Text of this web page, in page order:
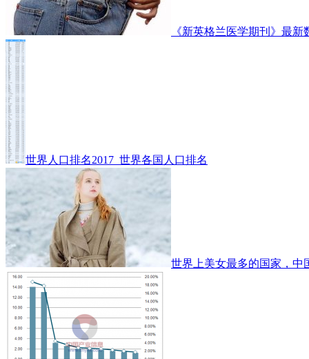
《新英格兰医学期刊》最
世界人口排名2017_世界各国人口排名
世界上美女最多的国家，中